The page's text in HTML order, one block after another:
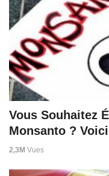
Vous Souhaitez
Monsanto ?
2,3M Vues